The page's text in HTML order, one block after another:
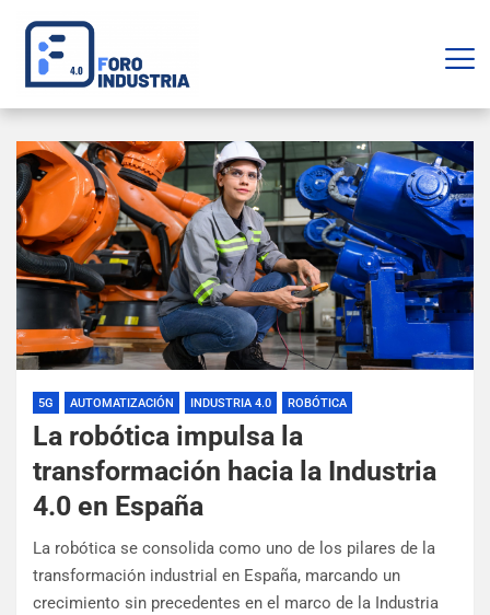
5G AUTOMATIZACIÓN INDUSTRIA 4.0 ROBÓTICA
La robótica impulsa la
transformación hacia la Industria
4.0 en España
La robótica se consolida como uno de los pilares de la
transformación industrial en España, marcando un
crecimiento sin precedentes en el marco de la Industria